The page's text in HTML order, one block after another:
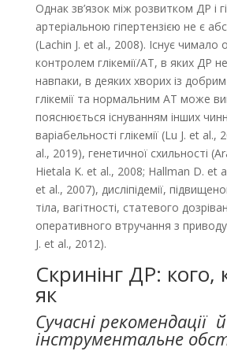
Однак зв’язок між розвитком ДР і
артеріальною гіпертензією не є
(Lachin J. et al., 2008). Існує чимало
контролем глікемії/АТ, в яких ДР
навпаки, в деяких хворих із
глікемії та нормальним АТ може
пояснюється існуванням інших
варіабельності глікемії (Lu J. et
al., 2019), генетичної схильності
Hietala K. et al., 2008; Hallman D. et
et al., 2007), дисліпідемії,
тіла, вагітності, статевого
оперативного втручання з
J. et al., 2012).
Скринінг ДР: кого,
як
Сучасні рекомендації й
інструментальне